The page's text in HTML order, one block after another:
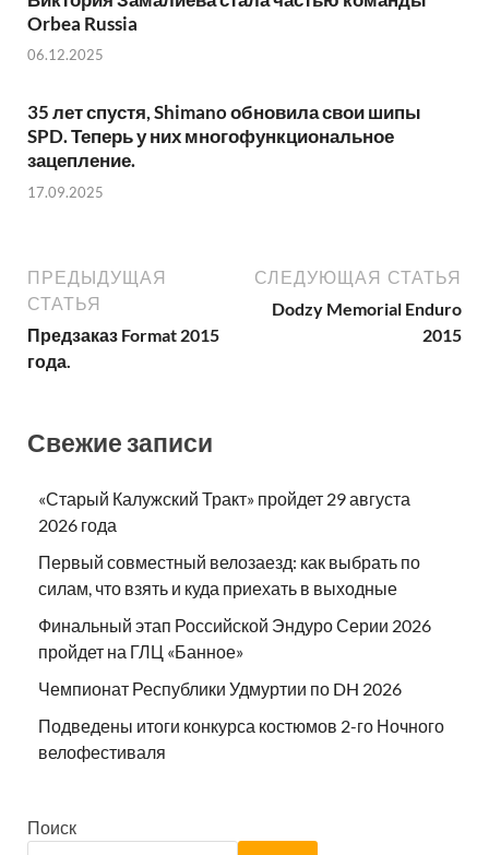
Orbea Russia
06.12.2025
35 лет спустя, Shimano обновила свои шипы
SPD. Теперь у них многофункциональное
зацепление.
17.09.2025
ПРЕДЫДУЩАЯ
СТАТЬЯ
Предзаказ Format 2015
года.
СЛЕДУЮЩАЯ СТАТЬЯ
Dodzy Memorial Enduro
2015
Свежие записи
«Старый Калужский Тракт» пройдет 29 августа
2026 года
Первый совместный велозаезд: как выбрать по
силам, что взять и куда приехать в выходные
Финальный этап Российской Эндуро Серии 2026
пройдет на ГЛЦ «Банное»
Чемпионат Республики Удмуртии по DH 2026
Подведены итоги конкурса костюмов 2-го Ночного
велофестиваля
Поиск